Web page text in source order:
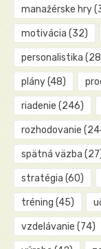
manažérske hry
motivácia (32)
personalistika
plány(48)
riadenie (246)
rozhodovanie
spätná väzba
stratégia (60)
tréning (45)
vzdelávanie (74)